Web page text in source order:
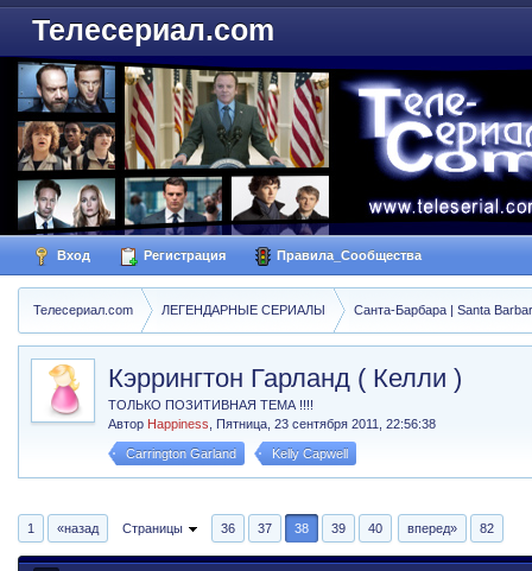
Телесериал.com
Вход Регистрация Правила_Сообщества
Телесериал.com ЛЕГЕНДАРНЫЕ СЕРИАЛЫ Санта-Барбара | Santa
Кэррингтон Гарланд ( Келли )
ТОЛЬКО ПОЗИТИВНАЯ ТЕМА !!!!
Автор Happiness ,Пятница, 23 сентября 2011, 22:56:38
Carrington Garland Kelly Capwell
1 «назад Страницы 36 37 38 39 40 вперед» 82